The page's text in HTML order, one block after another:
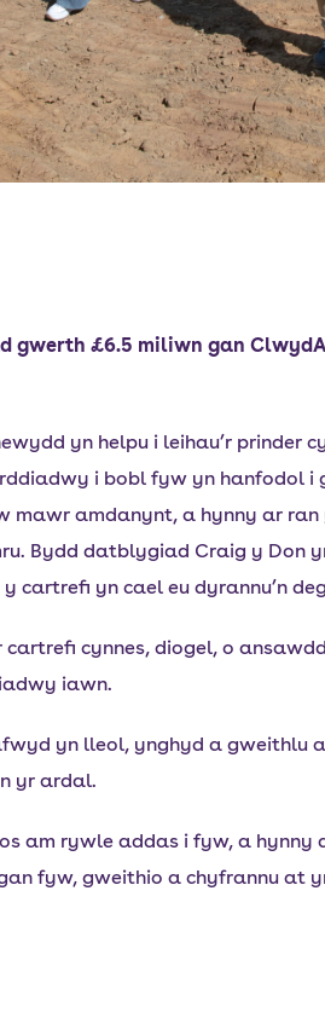
gwerth £6.5 miliwn gan
yn helpu i leihau’r
i bobl fyw yn hanfodol i
mawr amdanynt, a hynny ar
Bydd datblygiad Craig y
yn cael eu dyrannu’n
cynnes, diogel, o
iawn.
yn lleol, ynghyd a
yr ardal.
am rywle addas i fyw, a
fyw, gweithio a chyfrannu at